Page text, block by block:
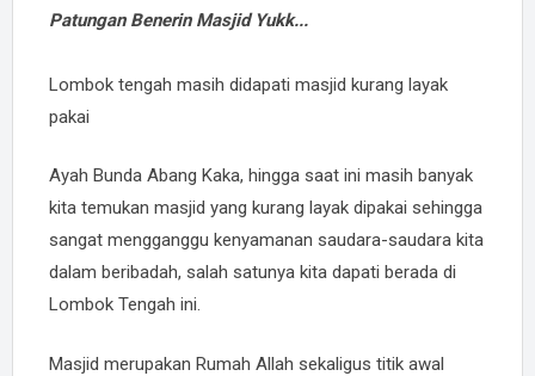
Patungan Benerin Masjid Yukk...
Lombok tengah masih didapati masjid kurang layak
pakai
Ayah Bunda Abang Kaka, hingga saat ini masih banyak
kita temukan masjid yang kurang layak dipakai sehingga
sangat mengganggu kenyamanan saudara-saudara kita
dalam beribadah, salah satunya kita dapati berada di
Lombok Tengah ini.
Masjid merupakan Rumah Allah sekaligus titik awal